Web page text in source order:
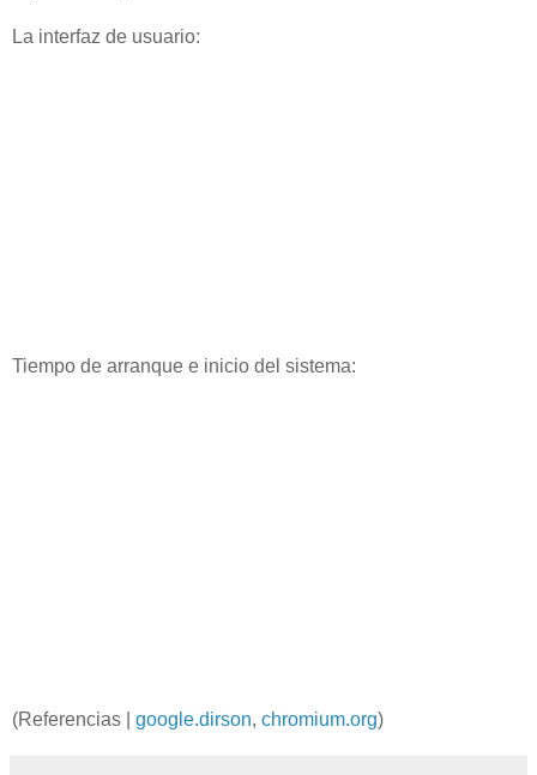
La interfaz de usuario:
Tiempo de arranque e inicio del sistema:
(Referencias | google.dirson, chromium.org)